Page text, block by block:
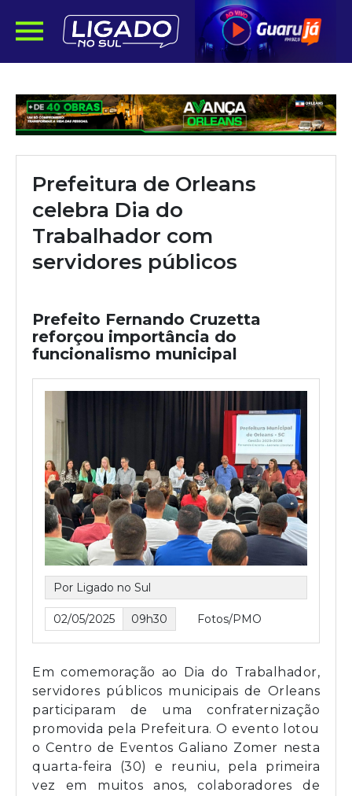
Prefeitura de Orleans
celebra Dia do
Trabalhador com
servidores públicos
Prefeito Fernando Cruzetta
reforçou importância do
funcionalismo municipal
Por Ligado no Sul
02/05/2025 09h30 Fotos/PMO
Em comemoração ao Dia do Trabalhador,
servidores públicos municipais de Orleans
participaram de uma confraternização
promovida pela Prefeitura. O evento lotou
o Centro de Eventos Galiano Zomer nesta
quarta-feira (30) e reuniu, pela primeira
vez em muitos anos, colaboradores de